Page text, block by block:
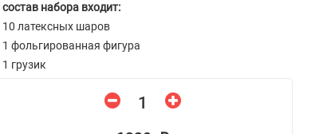
состав набора входит:
10 латексных шаров
1 фольгированная фигура
1 грузик